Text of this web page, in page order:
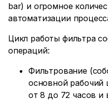
bar) и огромное
автоматизации
Цикл работы фильтра
операций:
Фильтрование
основной рабочий
от 8 до 72 часов и